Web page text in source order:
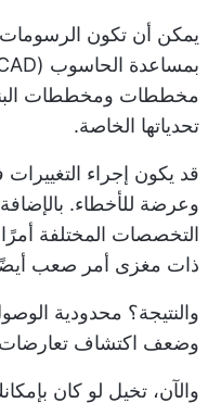
يمكن أن تكون الرسومات
مخططات ومخططات
تحدياتها الخاصة.
قد يكون إجراء
وعرضة للأخطاء.
التخصصات المختلفة
ذات مغزى أمر صعب
والنتيجة؟ محدودية
وضعف اكتشاف تعارضات
والآن، تخيل لو كان